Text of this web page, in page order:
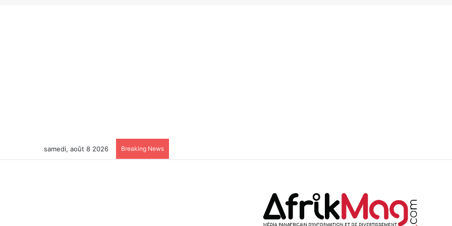
samedi, août 8 2026 Breaking News